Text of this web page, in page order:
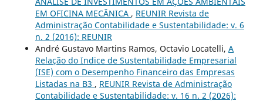
EM OFICINA MECÂNICA , REUNIR Revista de
Administração Contabilidade e Sustentabilidade: v. 6
n. 2 (2016): REUNIR
André Gustavo Martins Ramos, Octavio Locatelli, A
Relação do Indice de Sustentabilidade Empresarial
(ISE) com o Desempenho Financeiro das Empresas
Listadas na B3 , REUNIR Revista de Administração
Contabilidade e Sustentabilidade: v. 16 n. 2 (2026):